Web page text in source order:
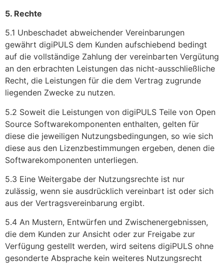
5. Rechte
5.1 Unbeschadet abweichender Vereinbarungen
gewährt digiPULS dem Kunden aufschiebend bedingt
auf die vollständige Zahlung der vereinbarten Vergütung
an den erbrachten Leistungen das nicht-ausschließliche
Recht, die Leistungen für die dem Vertrag zugrunde
liegenden Zwecke zu nutzen.
5.2 Soweit die Leistungen von digiPULS Teile von Open
Source Softwarekomponenten enthalten, gelten für
diese die jeweiligen Nutzungsbedingungen, so wie sich
diese aus den Lizenzbestimmungen ergeben, denen die
Softwarekomponenten unterliegen.
5.3 Eine Weitergabe der Nutzungsrechte ist nur
zulässig, wenn sie ausdrücklich vereinbart ist oder sich
aus der Vertragsvereinbarung ergibt.
5.4 An Mustern, Entwürfen und Zwischenergebnissen,
die dem Kunden zur Ansicht oder zur Freigabe zur
Verfügung gestellt werden, wird seitens digiPULS ohne
gesonderte Absprache kein weiteres Nutzungsrecht